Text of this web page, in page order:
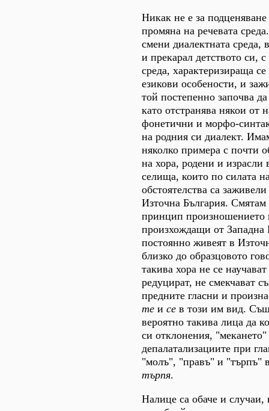
Никак не е за
промяна на речевата
смени диалектната среда,
и прекарал детството си,
среда, характеризираща
езикови особености, и
той постепенно започва
като отстранява някои от
фонетични и морфо-
на родния си диалект.
няколко примера с почти
на хора, родени и израсли
селища, които по силата
обстоятелства са
Източна България.
принцип произношението
произхождащи от Западна
постоянно живеят в
близко до образцовото
такива хора не се
редуцират, не смекчават
предните гласни и
те и се в този им вид.
вероятно такива лица да
си отклонения,
депалатализациите при
"молъ", "правъ" и "търпъ"
търпя.
Налице са обаче и случаи,